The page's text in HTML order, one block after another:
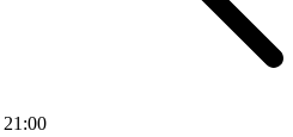
21:00